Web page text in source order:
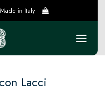
in Italy
Lacci